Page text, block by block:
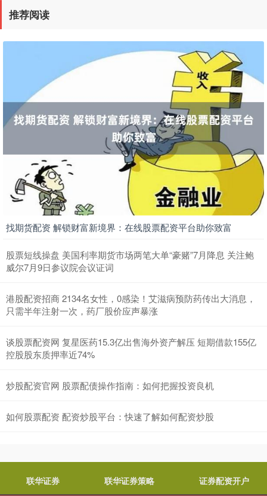
推荐阅读
找期货配资 解锁财富新境界：在线股票配资平台助你致富
股票短线操盘 美国利率期货市场两笔大单“豪赌”7月降息 关注鲍
威尔7月9日参议院会议证词
港股配资招商 2134名女性，0感染！艾滋病预防药传出大消息，
只需半年注射一次，药厂股价应声暴涨
谈股票配资网 复星医药15.3亿出售海外资产解压 短期借款155亿
控股股东质押率近74%
炒股配资官网 股票配债操作指南：如何把握投资良机
如何股票配资 配资炒股平台：快速了解如何配资炒股
联华证券 联华证券策略 证券配资开户